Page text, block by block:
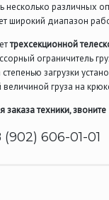
несколько различных
широкий диапазон
трехсекционной
ограничитель
загрузки
груза на
заказа техники, звоните
(902) 606-01-01